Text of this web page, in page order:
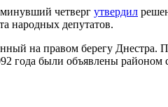
четверг утвердил
народных депутатов.
на правом берегу
года были объявлены